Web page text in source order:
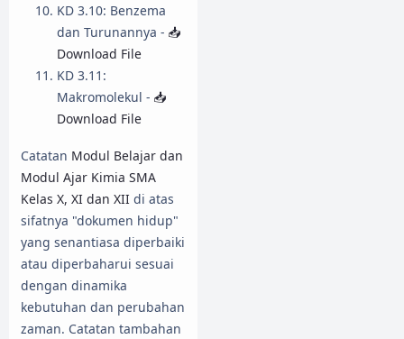
KD 3.10: Benzema
dan Turunannya - 📥
Download File
KD 3.11:
Makromolekul - 📥
Download File
Catatan Modul Belajar dan
Modul Ajar Kimia SMA
Kelas X, XI dan XII di atas
sifatnya "dokumen hidup"
yang senantiasa diperbaiki
atau diperbaharui sesuai
dengan dinamika
kebutuhan dan perubahan
zaman. Catatan tambahan